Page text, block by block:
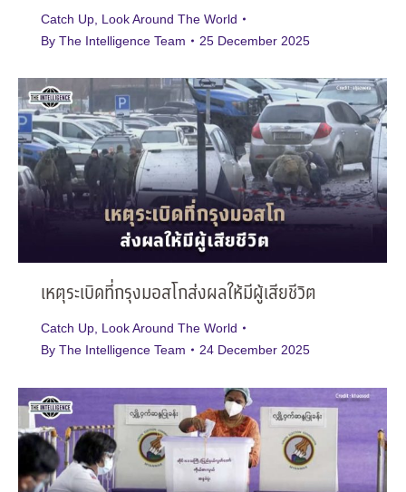
Catch Up Look Around The World
By The Intelligence Team 25 December 2025
เหตุระเบิดที่กรุงมอสโกส่งผลให้มีผู้เสียชีวิต
Catch Up Look Around The World
By The Intelligence Team 24 December 2025